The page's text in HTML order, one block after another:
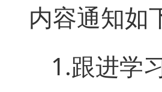
内容通知如
1.跟进学